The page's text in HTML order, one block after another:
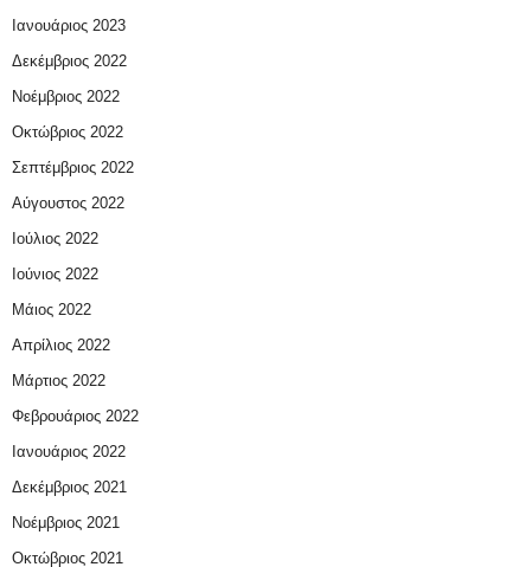
Ιανουάριος 2023
Δεκέμβριος 2022
Νοέμβριος 2022
Οκτώβριος 2022
Σεπτέμβριος 2022
Αύγουστος 2022
Ιούλιος 2022
Ιούνιος 2022
Μάιος 2022
Απρίλιος 2022
Μάρτιος 2022
Φεβρουάριος 2022
Ιανουάριος 2022
Δεκέμβριος 2021
Νοέμβριος 2021
Οκτώβριος 2021